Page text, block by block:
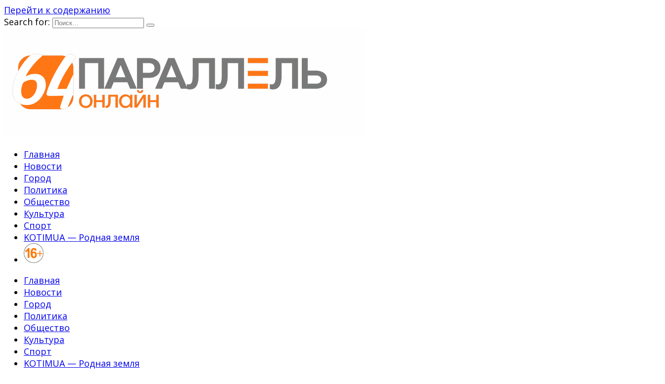
Перейти к содержанию
Search for:
Главная
Новости
Город
Политика
Общество
Культура
Спорт
KOTIMUA — Родная земля
Главная
Новости
Город
Политика
Общество
Культура
Спорт
KOTIMUA — Родная земля